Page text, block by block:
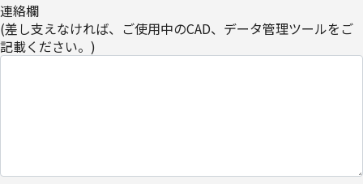
連絡欄
(差し支えなければ、ご使用中のCAD、データ管理ツールをご
記載ください。)